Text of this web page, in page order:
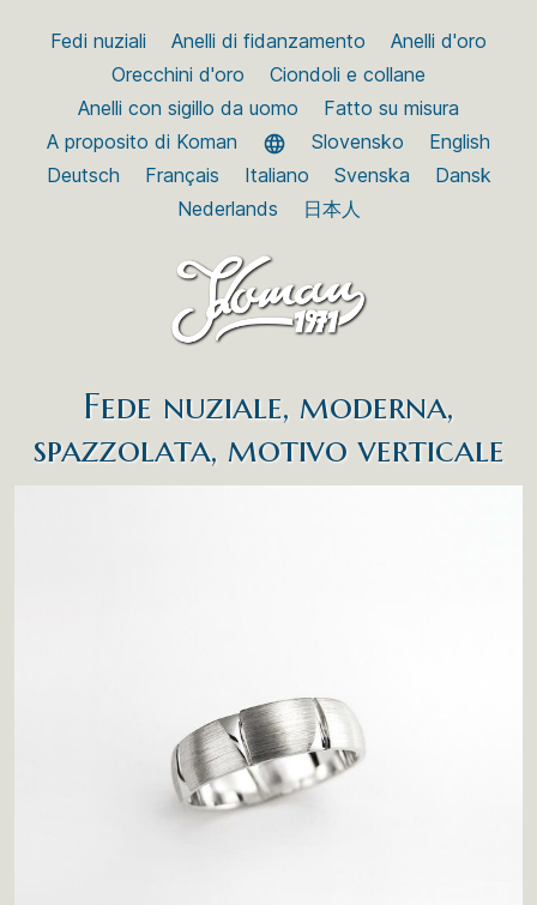
Fedi nuziali Anelli di fidanzamento
Anelli d'oro
Orecchini d'oro
Ciondoli e collane
Anelli con sigillo da uomo
Fatto su misura
A proposito di Koman
Slovensko
English
Deutsch
Français Italiano Svenska
Dansk
Nederlands
日本人
Fede nuziale, moderna,
spazzolata, motivo verticale